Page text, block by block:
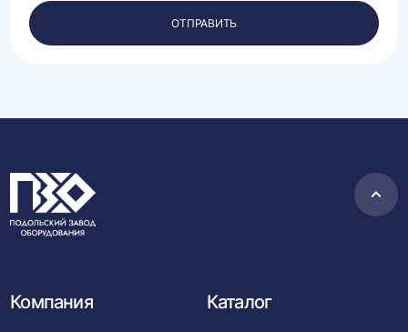
персональных
данных.
ОТПРАВИТЬ
в
Компания Каталог